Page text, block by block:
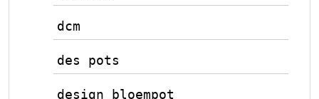
dcm
des pots
design bloempot